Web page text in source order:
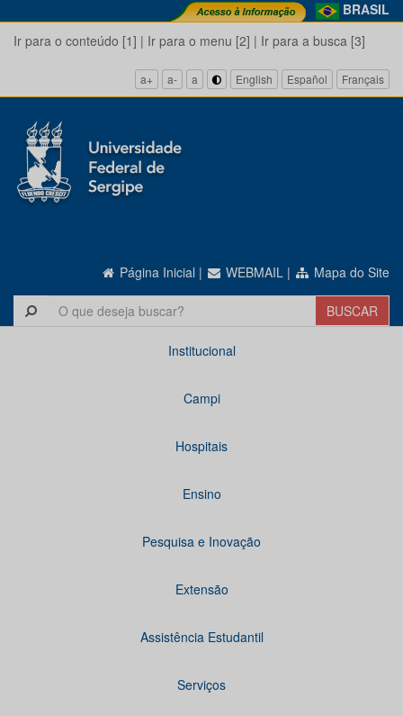
BRASIL
Ir para o conteúdo [1] | Ir para o menu [2] | Ir para a busca [3]
a+ a- a English Español Français
Página Inicial | WEBMAIL | Mapa do Site
Institucional
Campi
Hospitais
Ensino
Pesquisa e Inovação
Extensão
Assistência Estudantil
Serviços